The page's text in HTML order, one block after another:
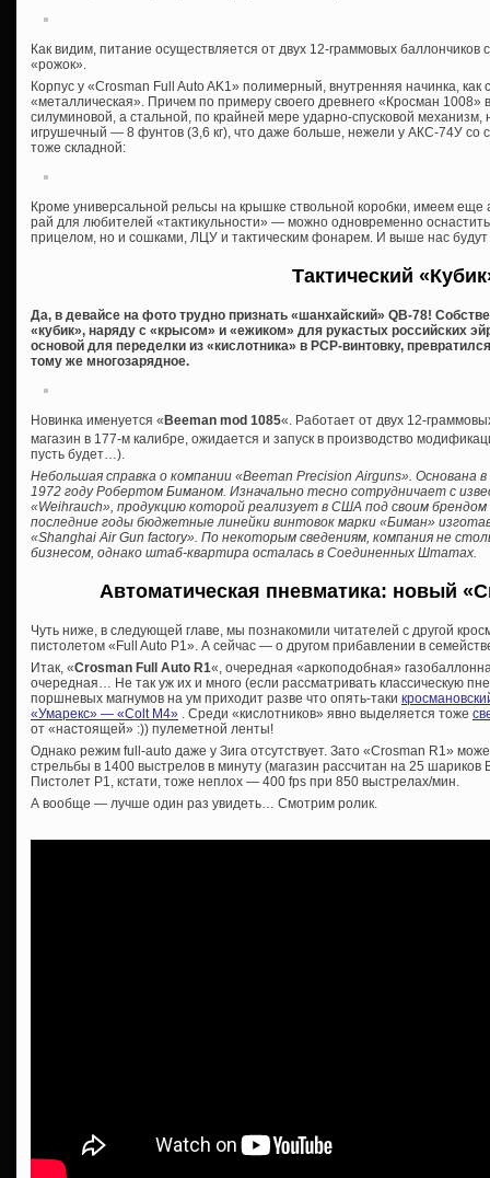
Как видим, питание осуществляется от двух 12-граммовых
«рожок».
Корпус у «Crosman Full Auto AK1» полимерный, внутренняя начинка, как
«металлическая». Причем по примеру своего древнего «Кросман
силуминовой, а стальной, по крайней мере ударно-спусковой механизм,
игрушечный — 8 фунтов (3,6 кг), что даже больше, нежели у АКС-74У со
тоже складной:
Кроме универсальной рельсы на крышке ствольной коробки, имеем
рай для любителей «тактикульности» — можно одновременно
прицелом, но и сошками, ЛЦУ и тактическим фонарем. И выше нас будут
Тактический
Да, в девайсе на фото трудно признать «шанхайский» QB-78!
«кубик», наряду с «крысом» и «ежиком» для рукастых российских
основой для переделки из «кислотника» в PCP-винтовку,
тому же многозарядное.
Новинка именуется « Beeman mod 1085«. Работает от двух 12-
магазин в 177-м калибре, ожидается и запуск в производство
пусть будет…).
Небольшая справка о компании «Beeman Precision Airguns».
1972 году Робертом Биманом. Изначально тесно сотрудничает с
«Weihrauch», продукцию которой реализует в США под своим
последние годы бюджетные линейки винтовок марки «Биман»
«Shanghai Air Gun factory». По некоторым сведениям, компания не
бизнесом, однако штаб-квартира осталась в Соединенных Штатах.
Автоматическая пневматика: новый
Чуть ниже, в следующей главе, мы познакомили читателей с другой
пистолетом «Full Auto P1». А сейчас — о другом прибавлении в
Итак, «Crosman Full Auto R1«, очередная «аркоподобная»
очередная… Не так уж их и много (если рассматривать классическую
поршневых магнумов на ум приходит разве что опять-таки
«Умарекс» — «Colt M4» . Среди «кислотников» явно выделяется тоже
от «настоящей» :)) пулеметной ленты!
Однако режим full-auto даже у Зига отсутствует. Зато «Crosman R1»
стрельбы в 1400 выстрелов в минуту (магазин рассчитан на 25 шариков
Пистолет Р1, кстати, тоже неплох — 400 fps при 850 выстрелах/мин.
А вообще — лучше один раз увидеть… Смотрим ролик.